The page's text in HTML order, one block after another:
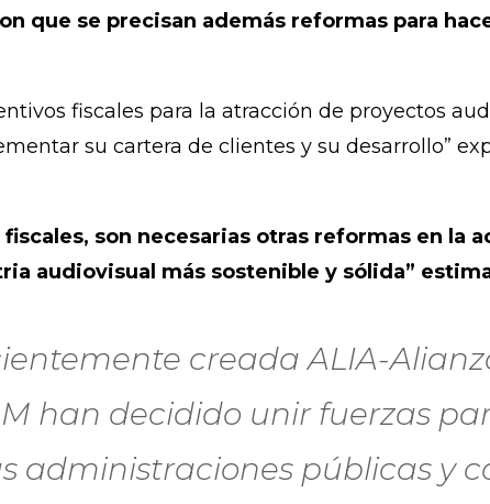
que se precisan además reformas para
fiscales para la atracción de proyectos
su cartera de clientes y su desarrollo”
son necesarias otras reformas en la
audiovisual más sostenible y sólida”
creada ALIA-
han decidido unir fuerzas
administraciones públicas y